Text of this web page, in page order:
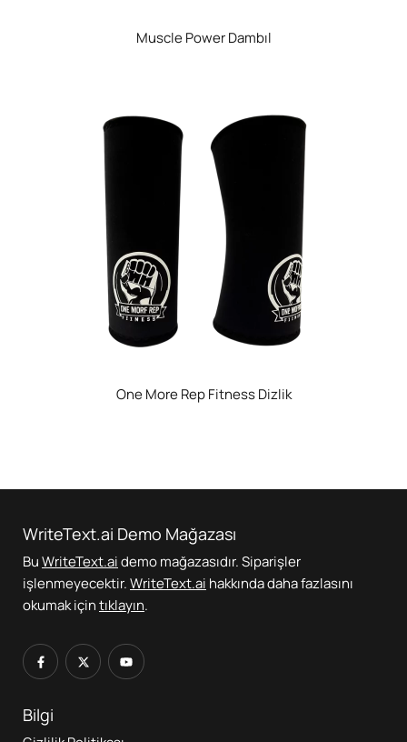
Muscle Power Dambıl
One More Rep Fitness Dizlik
WriteText.ai Demo Mağazası
BuWriteText.aidemo mağazasıdır. Siparişler
işlenmeyecektir.WriteText.ai hakkında daha fazlasını
okumak içintıklayın.
Bilgi